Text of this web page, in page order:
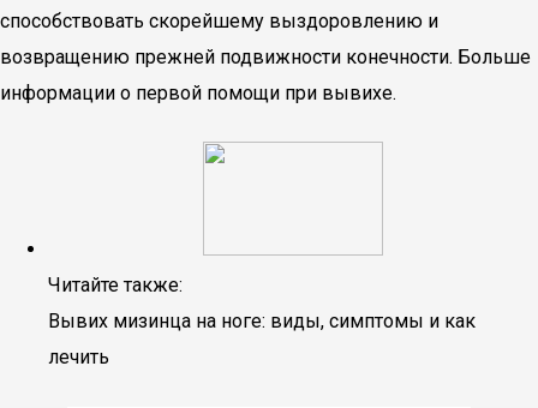
способствовать скорейшему выздоровлению и
возвращению прежней подвижности конечности. Больше
информации о первой помощи при вывихе.
Читайте также:
Вывих мизинца на ноге: виды, симптомы и как
лечить